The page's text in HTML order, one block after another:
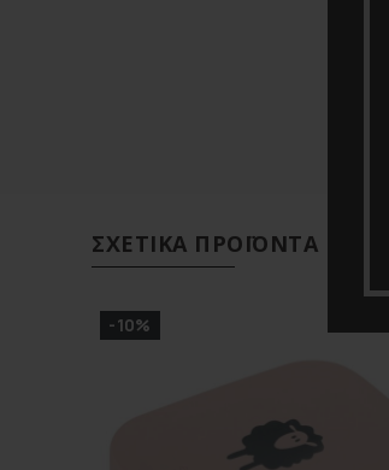
ΣΧΕΤΙΚΆ ΠΡΟΪΌΝΤΑ
-10%